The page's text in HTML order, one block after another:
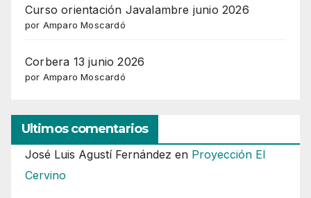
Curso orientación Javalambre junio 2026
por Amparo Moscardó
Corbera 13 junio 2026
por Amparo Moscardó
Ultimos comentarios
José Luis Agustí Fernández en Proyección El
Cervino